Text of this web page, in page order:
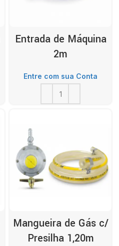
Entrada de Máquina
2m
Entre com sua Conta
Mangueira de Gás c/
Presilha 1,20m